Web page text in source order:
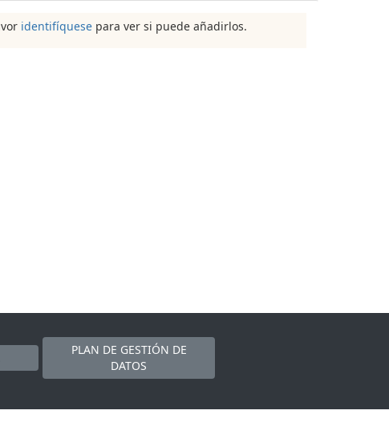
identifíquese para ver si puede añadirlos.
PLAN DE GESTIÓN DE
DATOS